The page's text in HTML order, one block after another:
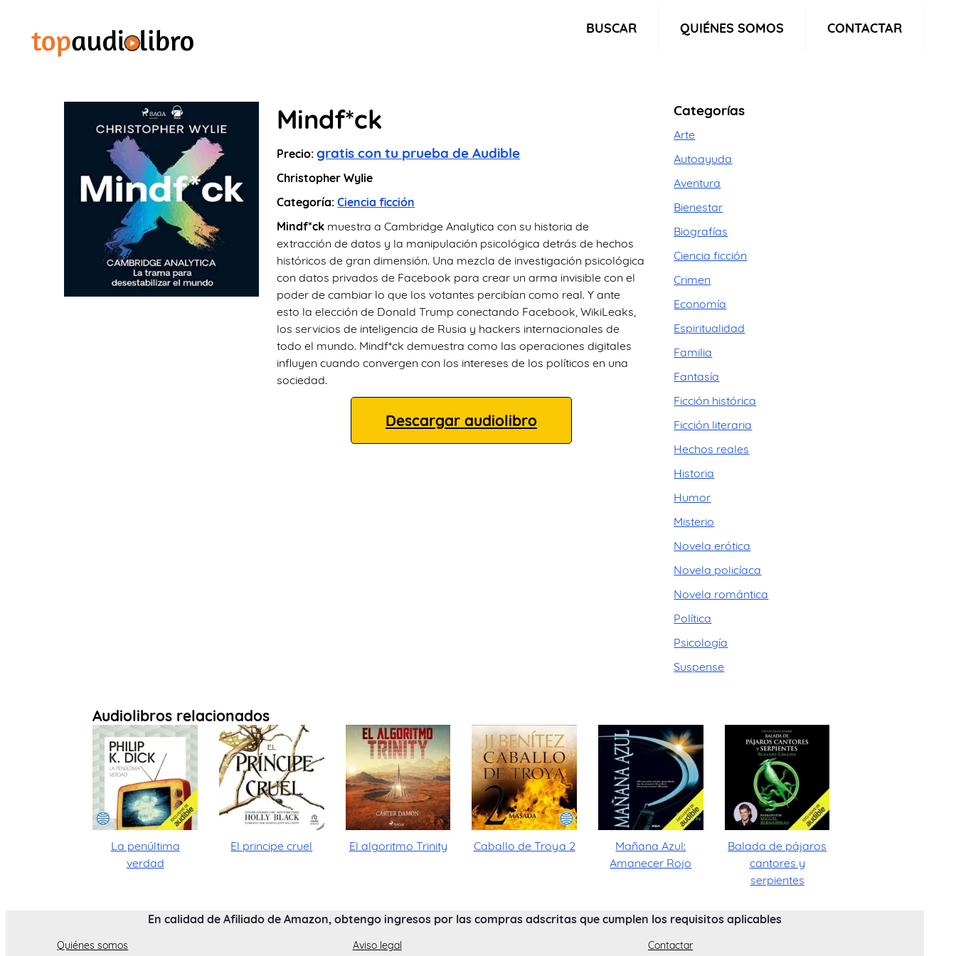
BUSCAR QUIÉNES SOMOS CONTACTAR
Mindf*ck
Precio:gratis con tu prueba de Audible
Christopher Wylie
Categoría:Ciencia ficción
Mindf*ck muestra a Cambridge Analytica con su historia de
extracción de datos y la manipulación psicológica detrás de hechos
históricos de gran dimensión. Una mezcla de investigación psicológica
con datos privados de Facebook para crear un arma invisible con el
poder de cambiar lo que los votantes percibían como real. Y ante
esto la elección de Donald Trump conectando Facebook, WikiLeaks,
los servicios de inteligencia de Rusia y hackers internacionales de
todo el mundo. Mindf*ck demuestra como las operaciones digitales
influyen cuando convergen con los intereses de los políticos en una
sociedad.
Descargar audiolibro
Categorías
Arte
Autoayuda
Aventura
Bienestar
Biografías
Ciencia ficción
Crimen
Economía
Espiritualidad
Familia
Fantasía
Ficción histórica
Ficción literaria
Hechos reales
Historia
Humor
Misterio
Novela erótica
Novela policíaca
Novela romántica
Política
Psicología
Suspense
Audiolibros relacionados
La penúltima
verdad
El principe cruel El algoritmo Trinity Caballo de Troya 2
Mañana Azul:
Amanecer Rojo
Balada de pájaros
cantores y
serpientes
En calidad de Afiliado de Amazon, obtengo ingresos por las compras adscritas que cumplen los requisitos aplicables
Quiénes somos Aviso legal Contactar